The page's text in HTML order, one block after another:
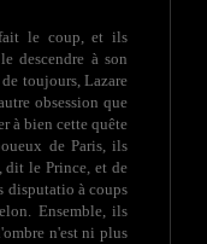
le coup, et ils
descendre à son
toujours, Lazare
obsession que
à bien cette quête
de Paris, ils
dit le Prince, et de
disputatio à coups
Ensemble, ils
n'est ni plus